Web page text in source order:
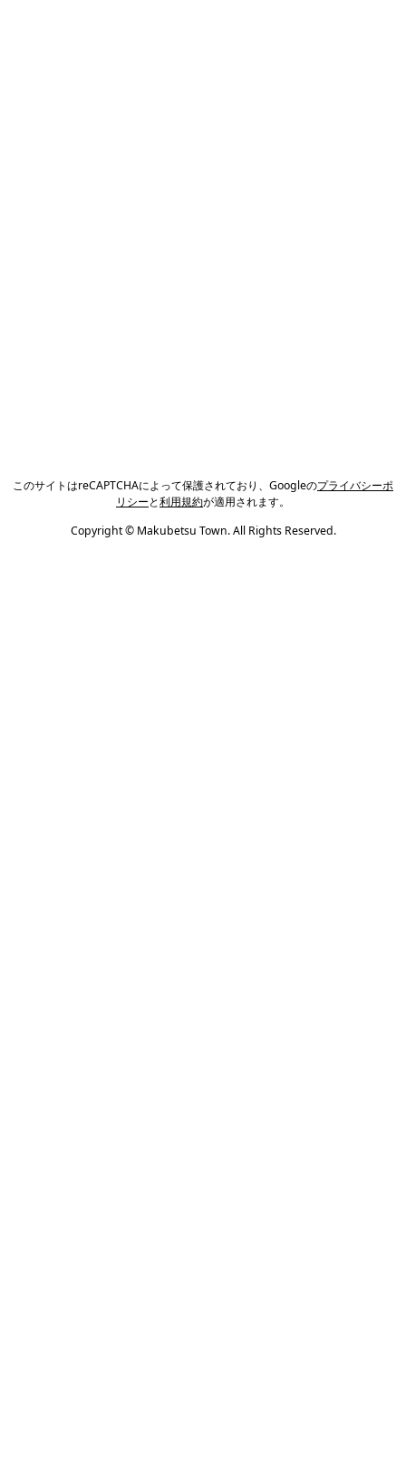
このサイトはreCAPTCHAによって保護されており、Googleのプライバシーポ
リシーと利用規約が適用されます。
Copyright © Makubetsu Town. All Rights Reserved.